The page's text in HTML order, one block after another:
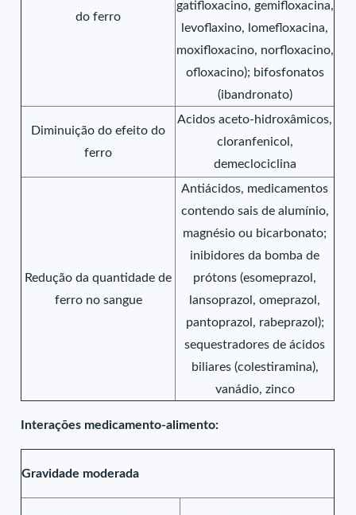
do ferro
gatifloxacino, gemifloxacina,
levoflaxino, lomefloxacina,
moxifloxacino, norfloxacino,
ofloxacino); bifosfonatos
(ibandronato)
Diminuição do efeito do
ferro
Acidos aceto-hidroxâmicos,
cloranfenicol,
demeclociclina
Redução da quantidade de
ferro no sangue
Antiácidos, medicamentos
contendo sais de alumínio,
magnésio ou bicarbonato;
inibidores da bomba de
prótons (esomeprazol,
lansoprazol, omeprazol,
pantoprazol, rabeprazol);
sequestradores de ácidos
biliares (colestiramina),
vanádio, zinco
Interações medicamento-alimento:
Gravidade moderada